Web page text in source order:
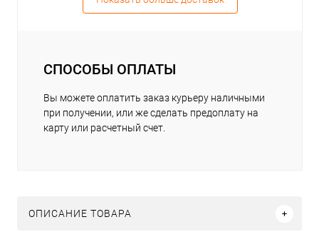
СПОСОБЫ ОПЛАТЫ
Вы можете оплатить заказ курьеру наличными
при получении, или же сделать предоплату на
карту или расчетный счет.
ОПИСАНИЕ ТОВАРА